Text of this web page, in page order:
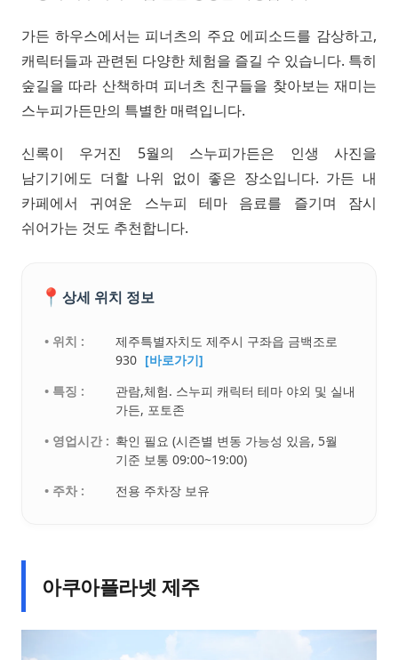
가든 하우스에서는 피너츠의 주요 에피소드를 감상하고,
캐릭터들과 관련된 다양한 체험을 즐길 수 있습니다. 특히
숲길을 따라 산책하며 피너츠 친구들을 찾아보는 재미는
스누피가든만의 특별한 매력입니다.
신록이 우거진 5월의 스누피가든은 인생 사진을
남기기에도 더할 나위 없이 좋은 장소입니다. 가든 내
카페에서 귀여운 스누피 테마 음료를 즐기며 잠시
쉬어가는 것도 추천합니다.
📍 상세 위치 정보
• 위치 :
제주특별자치도 제주시 구좌읍 금백조로
930 [바로가기]
• 특징 :
관람,체험. 스누피 캐릭터 테마 야외 및 실내
가든, 포토존
• 영업시간 : 확인 필요 (시즌별 변동 가능성 있음, 5월
기준 보통 09:00~19:00)
• 주차 :
전용 주차장 보유
아쿠아플라넷 제주